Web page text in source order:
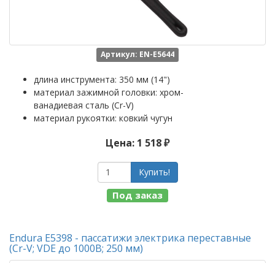
Артикул: EN-E5644
длина инструмента: 350 мм (14")
материал зажимной головки: хром-
ванадиевая сталь (Cr-V)
материал рукоятки: ковкий чугун
Цена: 1 518 ₽
Купить!
Под заказ
Endura E5398 - пассатижи электрика переставные
(Cr-V; VDE до 1000В; 250 мм)